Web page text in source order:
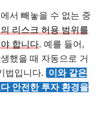
서 빼놓을 수 없는 중
리스크 허용 범위를
합니다. 예를 들어,
했을 때 자동으로 거
법입니다. 이와 같은
안전한 투자 환경을